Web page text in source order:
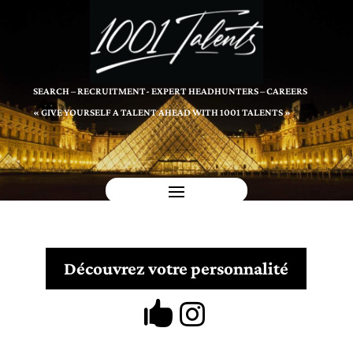
SEARCH – RECRUITMENT- EXPERT HEADHUNTERS – CAREERS
« GIVE YOURSELF A TALENT AHEAD WITH 1001 TALENTS »
Découvrez votre personnalité

